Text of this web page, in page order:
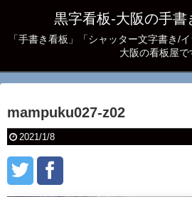
黒字看板‐大阪の手書
「手書き看板」「シャッター文字書き/
大阪の看板屋で
mampuku027-z02
2021/1/8